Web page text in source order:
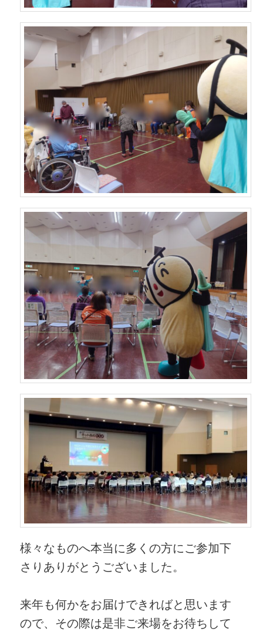
様々なものへ本当に多くの方にご参加下
さりありがとうございました。
来年も何かをお届けできればと思います
ので、その際は是非ご来場をお待ちして